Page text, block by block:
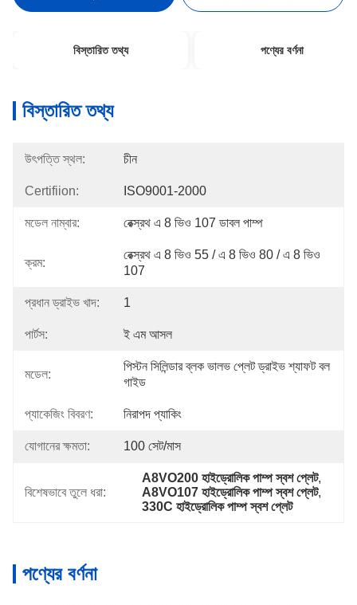
বিস্তারিত তথ্য পণ্যের বর্ণনা
বিস্তারিত তথ্য
উৎপত্তি স্থল: চীন
Certifiion: ISO9001-2000
মডেল নাম্বার: রেক্স্রথ এ 8 ভিও 107 ডাবল পাম্প
ক্রম:
রেক্স্রথ এ 8 ভিও 55 / এ 8 ভিও 80 / এ 8 ভিও
107
প্রধান ড্রাইভ খাদ: 1
পার্টস: ই এম আসল
মডেল:
পিস্টন সিলিন্ডার ব্লক ভালভ প্লেট ড্রাইভ শ্যাফট বল
গাইড
প্যাকেজিং বিবরণ: নিরাপদ প্যাকিং
যোগানের ক্ষমতা: 100 সেট/মাস
বিশেষভাবে তুলে ধরা:
A8VO200 হাইড্রোলিক পাম্প স্বশ প্লেট,
A8VO107 হাইড্রোলিক পাম্প স্বশ প্লেট,
330C হাইড্রোলিক পাম্প স্বশ প্লেট
পণ্যের বর্ণনা